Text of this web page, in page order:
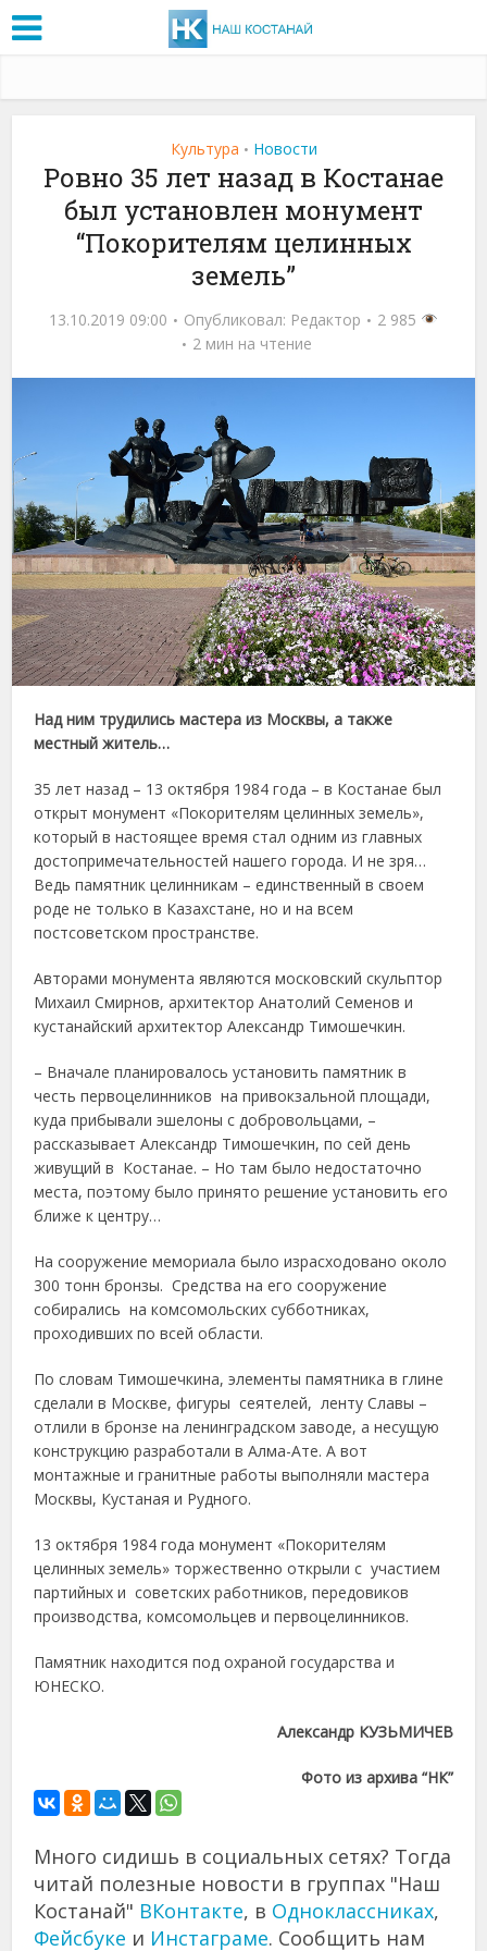
Культура • Новости
Ровно 35 лет назад в Костанае
был установлен монумент
“Покорителям целинных
земель”
13.10.2019 09:00 Опубликовал: Редактор
2 985
2 мин на чтение
Над ним трудились мастера из Москвы, а также
местный житель…
35 лет назад – 13 октября 1984 года – в Костанае был
открыт монумент «Покорителям целинных земель»,
который в настоящее время стал одним из главных
достопримечательностей нашего города. И не зря…
Ведь памятник целинникам – единственный в своем
роде не только в Казахстане, но и на всем
постсоветском пространстве.
Авторами монумента являются московский скульптор
Михаил Смирнов, архитектор Анатолий Семенов и
кустанайский архитектор Александр Тимошечкин.
– Вначале планировалось установить памятник в
честь первоцелинников на привокзальной площади,
куда прибывали эшелоны с добровольцами, –
рассказывает Александр Тимошечкин, по сей день
живущий в Костанае. – Но там было недостаточно
места, поэтому было принято решение установить его
ближе к центру…
На сооружение мемориала было израсходовано около
300 тонн бронзы. Средства на его сооружение
собирались на комсомольских субботниках,
проходивших по всей области.
По словам Тимошечкина, элементы памятника в глине
сделали в Москве, фигуры сеятелей, ленту Славы –
отлили в бронзе на ленинградском заводе, а несущую
конструкцию разработали в Алма-Ате. А вот
монтажные и гранитные работы выполняли мастера
Москвы, Кустаная и Рудного.
13 октября 1984 года монумент «Покорителям
целинных земель» торжественно открыли с участием
партийных и советских работников, передовиков
производства, комсомольцев и первоцелинников.
Памятник находится под охраной государства и
ЮНЕСКО.
Александр КУЗЬМИЧЕВ
Фото из архива “НК”
Много сидишь в социальных сетях? Тогда
читай полезные новости в группах "Наш
Костанай" ВКонтакте, в Одноклассниках,
Фейсбуке и Инстаграме. Сообщить нам